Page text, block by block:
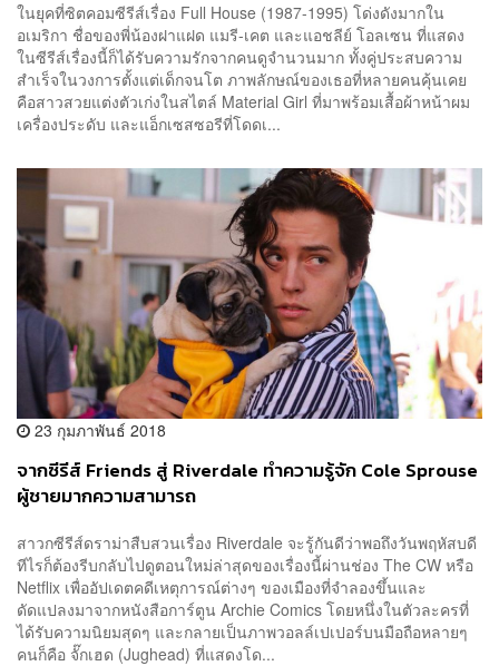
ในยุคที่ซิตคอมซีรีส์เรื่อง Full House (1987-1995) โด่งดังมากใน
อเมริกา ชื่อของพี่น้องฝาแฝด แมรี-เคต และแอชลีย์ โอลเซน ที่แสดง
ในซีรีส์เรื่องนี้ก็ได้รับความรักจากคนดูจำนวนมาก ทั้งคู่ประสบความ
สำเร็จในวงการตั้งแต่เด็กจนโต ภาพลักษณ์ของเธอที่หลายคนคุ้นเคย
คือสาวสวยแต่งตัวเก่งในสไตล์ Material Girl ที่มาพร้อมเสื้อผ้าหน้าผม
เครื่องประดับ และแอ็กเซสซอรีที่โดดเ...
23 กุมภาพันธ์ 2018
จากซีรีส์ Friends สู่ Riverdale ทำความรู้จัก Cole Sprouse
ผู้ชายมากความสามารถ
สาวกซีรีส์ดราม่าสืบสวนเรื่อง Riverdale จะรู้กันดีว่าพอถึงวันพฤหัสบดี
ทีไรก็ต้องรีบกลับไปดูตอนใหม่ล่าสุดของเรื่องนี้ผ่านช่อง The CW หรือ
Netflix เพื่ออัปเดตคดีเหตุการณ์ต่างๆ ของเมืองที่จำลองขึ้นและ
ดัดแปลงมาจากหนังสือการ์ตูน Archie Comics โดยหนึ่งในตัวละครที่
ได้รับความนิยมสุดๆ และกลายเป็นภาพวอลล์เปเปอร์บนมือถือหลายๆ
คนก็คือ จั๊กเฮด (Jughead) ที่แสดงโด...